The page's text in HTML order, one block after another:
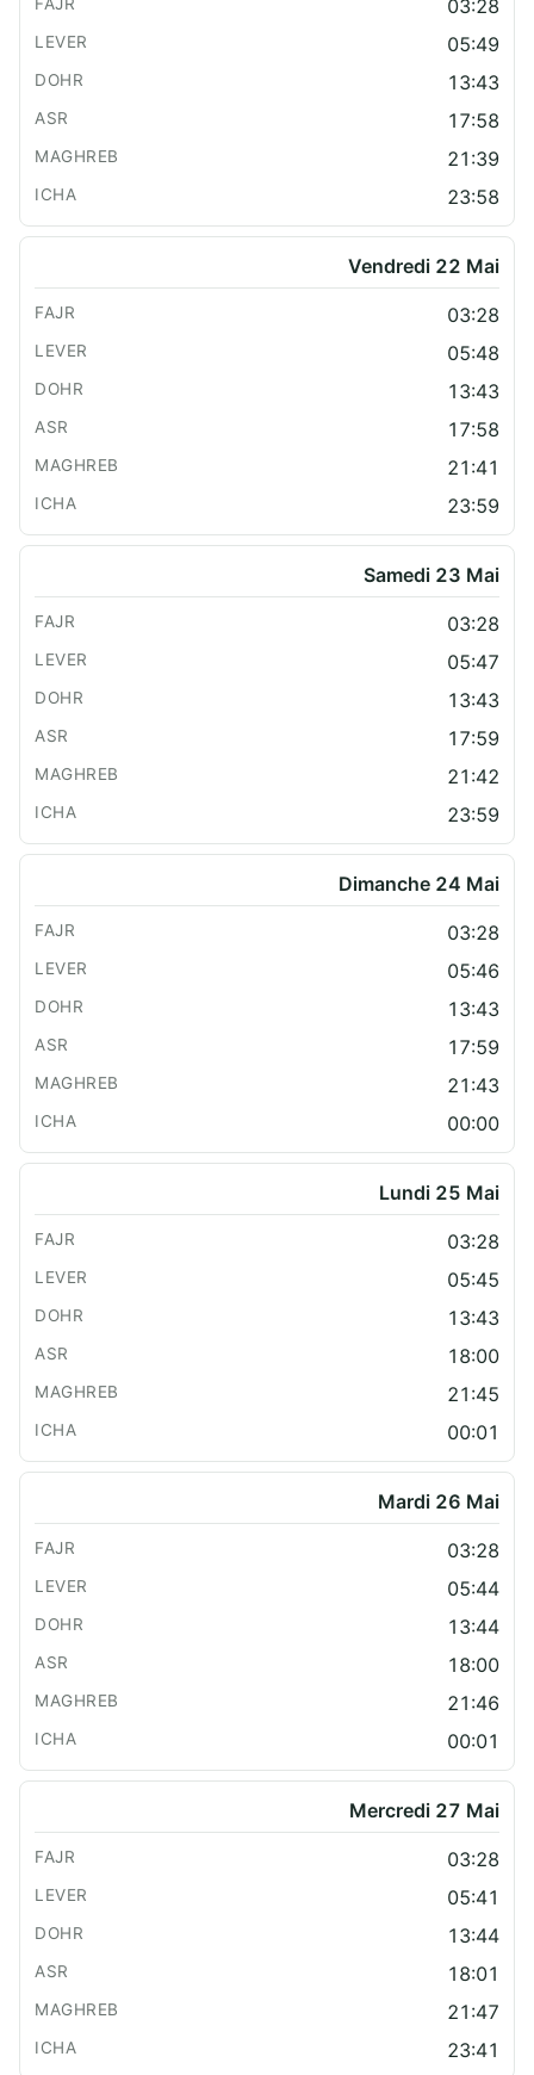
03:28
05:49
13:43
17:58
21:39
23:58
Vendredi 22 Mai
03:28
05:48
13:43
17:58
21:41
23:59
Samedi 23 Mai
03:28
05:47
13:43
17:59
21:42
23:59
Dimanche 24 Mai
03:28
05:46
13:43
17:59
21:43
00:00
Lundi 25 Mai
03:28
05:45
13:43
18:00
21:45
00:01
Mardi 26 Mai
03:28
05:44
13:44
18:00
21:46
00:01
Mercredi 27 Mai
03:28
05:41
13:44
18:01
21:47
23:41